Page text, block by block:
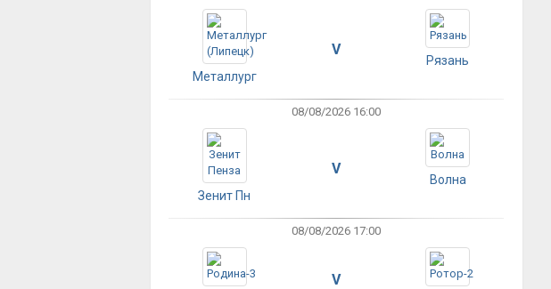
Металлург
V
Рязань
08/08/2026 16:00
Зенит Пн
V
Волна
08/08/2026 17:00
V